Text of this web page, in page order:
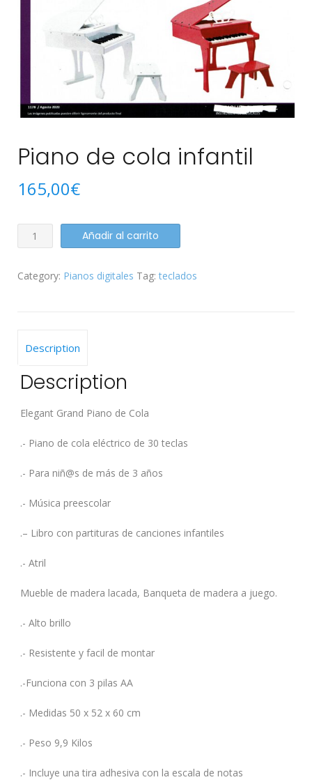
Piano de cola infantil
165,00€
Piano
de
infantil
Añadir al carrito
Category: Pianos digitales Tag:teclados
Description
Description
Elegant Grand Piano de Cola
.- Piano de cola eléctrico de 30 teclas
.- Para niñ@s de más de 3 años
.- Música preescolar
.– Libro con partituras de canciones infantiles
.- Atril
Mueble de madera lacada, Banqueta de madera a juego.
.- Alto brillo
.- Resistente y facil de montar
.-Funciona con 3 pilas AA
.- Medidas 50 x 52 x 60 cm
.- Peso 9,9 Kilos
.- Incluye una tira adhesiva con la escala de notas